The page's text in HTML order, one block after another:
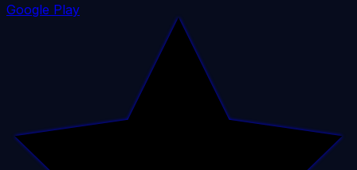
Google Play